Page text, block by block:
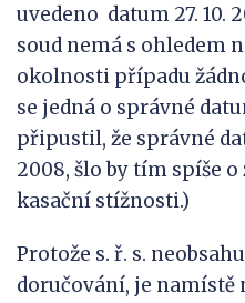
uvedeno datum 27. 10.
soud nemá s ohledem
okolnosti případu
se jedná o správné
připustil, že správné
2008, šlo by tím spíše
kasační stížnosti.)
Protože s. ř. s.
doručování, je namístě